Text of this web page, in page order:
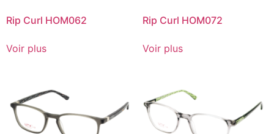
Rip Curl HOM062
Voir plus
Rip Curl HOM072
Voir plus